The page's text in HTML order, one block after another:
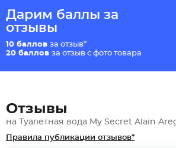
Дарим баллы за
отзывы
10 баллов за отзыв*
20 баллов за отзыв с фото товара
Отзывы
на Туалетная вода My Secret Alain
Правила публикации отзывов*